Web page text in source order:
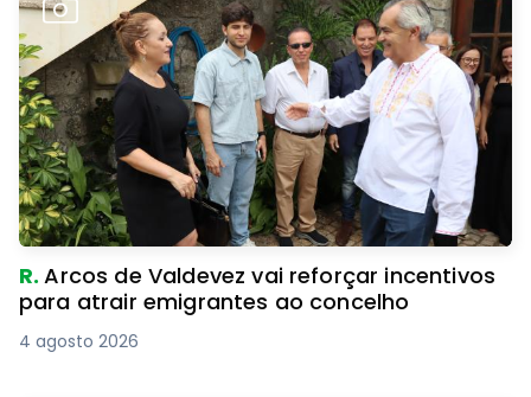
R.Arcos de Valdevez vai reforçar incentivos
para atrair emigrantes ao concelho
4 agosto 2026